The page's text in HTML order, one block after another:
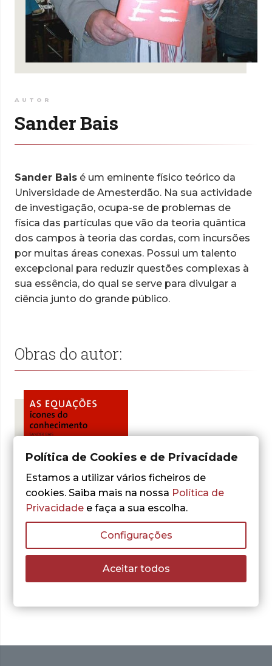
AUTOR
Sander Bais
Sander Bais é um eminente físico teórico da
Universidade de Amesterdão. Na sua actividade
de investigação, ocupa-se de problemas de
física das partículas que vão da teoria quântica
dos campos à teoria das cordas, com incursões
por muitas áreas conexas. Possui um talento
excepcional para reduzir questões complexas à
sua essência, do qual se serve para divulgar a
ciência junto do grande público.
Obras do autor:
- 30%
As Equações
original
12,11 €.
atual
8,48 €.
Política de Cookies e de Privacidade
Estamos a utilizar vários ficheiros de
cookies. Saiba mais na nossa Política de
Privacidade e faça a sua escolha.
Configurações
Aceitar todos